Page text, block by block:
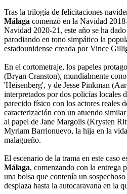
Tras la trilogía de felicitaciones
Málaga comenzó en la Navidad
Navidad 2020-21, este año se ha
parodiando en tono simpático la
estadounidense creada por Vince
En el cortometraje, los papeles
(Bryan Cranston), mundialmente
'Heisenberg', y de Jesse Pinkman
interpretados por dos policías locales
parecido físico con los actores reales
caracterización con un atuendo
al papel de Jane Margolis (Krysten
Myriam Barrionuevo, la hija en la
malagueño.
El escenario de la trama en este caso
Málaga, comenzando con la entrega
una bolsa que contenía un
desplaza hasta la autocaravana en la